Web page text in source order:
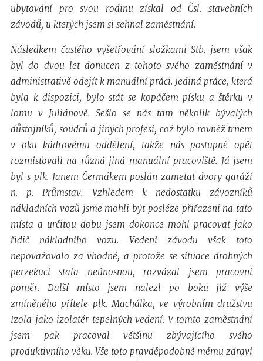
ubytování pro svou rodinu získal od Čsl. stavebních
závodů, u kterých jsem si sehnal zaměstnání.
Následkem častého vyšetřování složkami Stb. jsem však
byl do dvou let donucen z tohoto svého zaměstnání v
administrativě odejít k manuální práci. Jediná práce, která
byla k dispozici, bylo stát se kopáčem písku a štěrku v
lomu v Juliánově. Sešlo se nás tam několik bývalých
důstojníků, soudců a jiných profesí, což bylo rovněž trnem
v oku kádrovému oddělení, takže nás postupně opět
rozmisťovali na různá jiná manuální pracoviště. Já jsem
byl s plk. Janem Čermákem poslán zametat dvory garáží
n. p. Průmstav. Vzhledem k nedostatku závozníků
nákladních vozů jsme mohli být posléze přiřazeni na tato
místa a určitou dobu jsem dokonce mohl pracovat jako
řidič nákladního vozu. Vedení závodu však toto
nepovažovalo za vhodné, a protože se situace drobných
perzekucí stala neúnosnou, rozvázal jsem pracovní
poměr. Další místo jsem nalezl po boku již výše
zmíněného přítele plk. Machálka, ve výrobním družstvu
Izola jako izolatér tepelných vedení. V tomto zaměstnání
jsem pak pracoval většinu zbývajícího svého
produktivního věku. Vše toto pravděpodobně mému zdraví